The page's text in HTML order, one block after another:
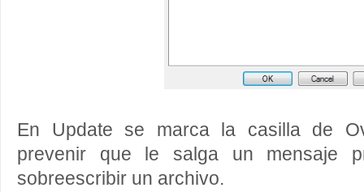
En Update se marca la casilla de
prevenir que le salga un mensaje
sobreescribir un archivo.